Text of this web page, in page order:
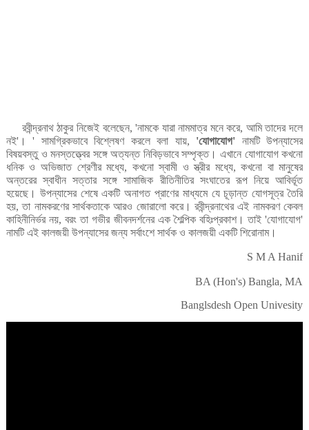
রবীন্দ্রনাথ ঠাকুর নিজেই বলেছেন, 'নামকে যারা নামমাত্র মনে করে, আমি তাদের দলে
নই'। ' সামগ্রিকভাবে বিশ্লেষণ করলে বলা যায়, 'যোগাযোগ' নামটি উপন্যাসের
বিষয়বস্তু ও মনস্তত্ত্বের সঙ্গে অত্যন্ত নিবিড়ভাবে সম্পৃক্ত। এখানে যোগাযোগ কখনো
ধনিক ও অভিজাত শ্রেণীর মধ্যে, কখনো স্বামী ও স্ত্রীর মধ্যে,কখনো বা মানুষের
অন্তরের স্বাধীন সত্তার সঙ্গে সামাজিক রীতিনীতির সংঘাতের রূপ নিয়ে আবির্ভূত
হয়েছে। উপন্যাসের শেষে একটি অনাগত প্রাণের মাধ্যমে যে চূড়ান্ত যোগসূত্র তৈরি
হয়,তা নামকরণের সার্থকতাকে আরও জোরালো করে। রবীন্দ্রনাথের এই নামকরণ কেবল
কাহিনীনির্ভর নয়,বরং তা গভীর জীবনদর্শনের এক শৈল্পিক বহিঃপ্রকাশ। তাই'যোগাযোগ'
নামটি এই কালজয়ী উপন্যাসের জন্য সর্বাংশে সার্থক ও কালজয়ী একটি শিরোনাম।
S M A Hanif
BA (Hon's) Bangla, MA
Banglsdesh Open Univesity